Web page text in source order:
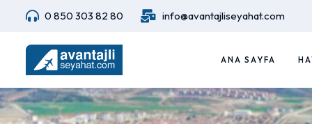
0 850 303 82 80 info@avantajliseyahat.com
ANA SAYFA